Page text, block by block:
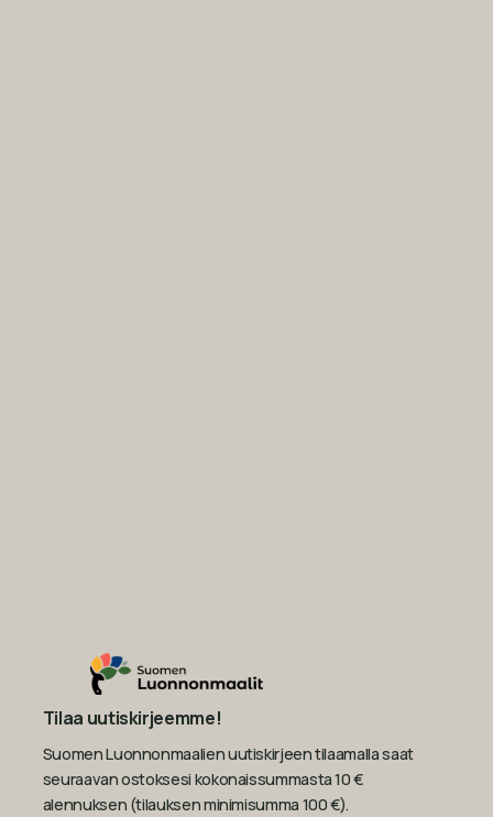
Tilaa uutiskirjeemme!
Suomen Luonnonmaalien uutiskirjeen tilaamalla saat
seuraavan ostoksesi kokonaissummasta 10 €
alennuksen (tilauksen minimisumma 100 €).